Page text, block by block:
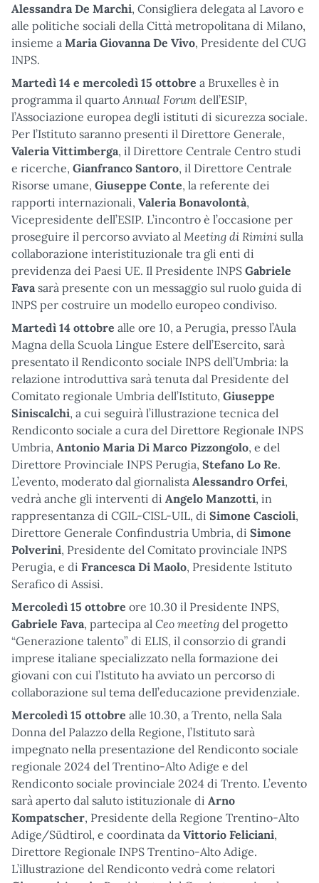
Alessandra De Marchi, Consigliera delegata al Lavoro e
alle politiche sociali della Città metropolitana di Milano,
insieme a Maria Giovanna De Vivo, Presidente del CUG
INPS.
Martedì 14 e mercoledì 15 ottobre a Bruxelles è in
programma il quarto Annual Forum dell’ESIP,
l’Associazione europea degli istituti di sicurezza sociale.
Per l’Istituto saranno presenti il Direttore Generale,
Valeria Vittimberga, il Direttore Centrale Centro studi
e ricerche, Gianfranco Santoro, il Direttore Centrale
Risorse umane, Giuseppe Conte, la referente dei
rapporti internazionali, Valeria Bonavolontà,
Vicepresidente dell’ESIP. L’incontro è l’occasione per
proseguire il percorso avviato al Meeting di Rimini sulla
collaborazione interistituzionale tra gli enti di
previdenza dei Paesi UE. Il Presidente INPS Gabriele
Fava sarà presente con un messaggio sul ruolo guida di
INPS per costruire un modello europeo condiviso.
Martedì 14 ottobre alle ore 10, a Perugia, presso l’Aula
Magna della Scuola Lingue Estere dell’Esercito, sarà
presentato il Rendiconto sociale INPS dell’Umbria: la
relazione introduttiva sarà tenuta dal Presidente del
Comitato regionale Umbria dell’Istituto, Giuseppe
Siniscalchi, a cui seguirà l’illustrazione tecnica del
Rendiconto sociale a cura del Direttore Regionale INPS
Umbria, Antonio Maria Di Marco Pizzongolo, e del
Direttore Provinciale INPS Perugia, Stefano Lo Re.
L’evento, moderato dal giornalista Alessandro Orfei,
vedrà anche gli interventi di Angelo Manzotti, in
rappresentanza di CGIL-CISL-UIL, di Simone Cascioli,
Direttore Generale Confindustria Umbria, di Simone
Polverini, Presidente del Comitato provinciale INPS
Perugia, e di Francesca Di Maolo, Presidente Istituto
Serafico di Assisi.
Mercoledì 15 ottobre ore 10.30 il Presidente INPS,
Gabriele Fava, partecipa al Ceo meeting del progetto
“Generazione talento” di ELIS, il consorzio di grandi
imprese italiane specializzato nella formazione dei
giovani con cui l’Istituto ha avviato un percorso di
collaborazione sul tema dell’educazione previdenziale.
Mercoledì 15 ottobre alle 10.30, a Trento, nella Sala
Donna del Palazzo della Regione, l’Istituto sarà
impegnato nella presentazione del Rendiconto sociale
regionale 2024 del Trentino-Alto Adige e del
Rendiconto sociale provinciale 2024 di Trento. L’evento
sarà aperto dal saluto istituzionale di Arno
Kompatscher, Presidente della Regione Trentino-Alto
Adige/Südtirol, e coordinata da Vittorio Feliciani,
Direttore Regionale INPS Trentino-Alto Adige.
L’illustrazione del Rendiconto vedrà come relatori